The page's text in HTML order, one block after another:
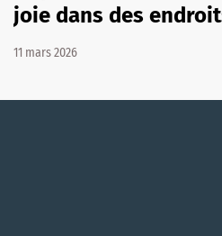
joie dans des
11 mars 2026